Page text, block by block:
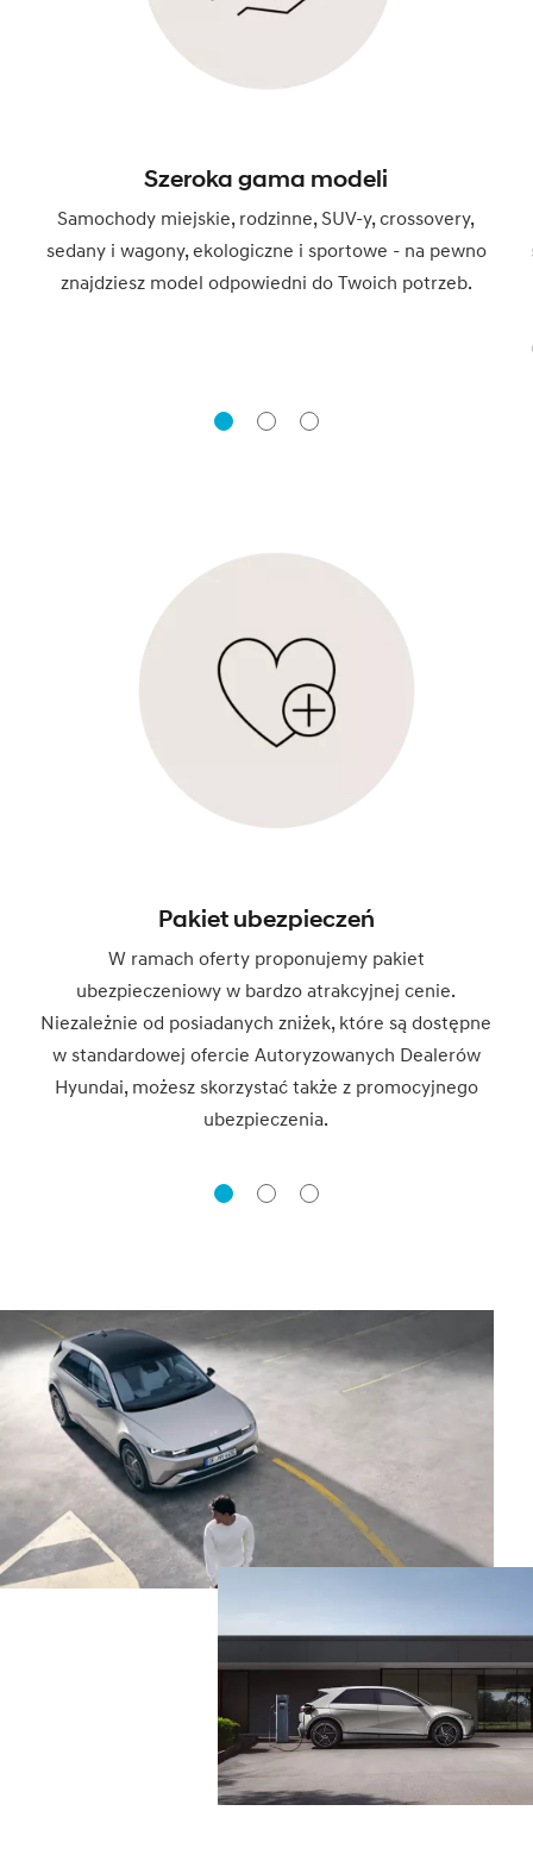
Szeroka gama modeli
Samochody miejskie, rodzinne, SUV-y, crossovery,
sedany i wagony, ekologiczne i sportowe - na pewno
znajdziesz model odpowiedni do Twoich potrzeb.
Pakiet ubezpieczeń
W ramach oferty proponujemy pakiet
ubezpieczeniowy w bardzo atrakcyjnej cenie.
Niezależnie od posiadanych zniżek, które są dostępne
w standardowej ofercie Autoryzowanych Dealerów
Hyundai, możesz skorzystać także z promocyjnego
ubezpieczenia.